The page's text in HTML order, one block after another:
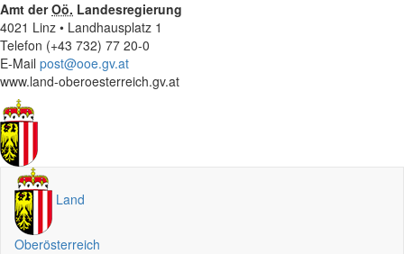
Amt derOö. Landesregierung
4021 Linz • Landhausplatz 1
Telefon (+43 732) 77 20-0
E-Mail post@ooe.gv.at
www.land-oberoesterreich.gv.at
Land
Oberösterreich